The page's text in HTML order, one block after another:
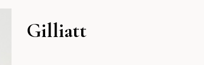
Gilliatt